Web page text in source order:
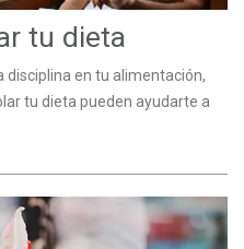
tu dieta
disciplina en tu alimentación,
tu dieta pueden ayudarte a